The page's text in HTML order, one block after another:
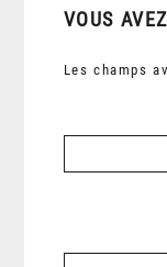
VOUS
Les champs